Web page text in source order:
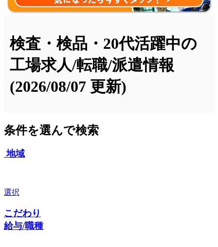
検査・検品・20代活躍中の
工場求人/転職/派遣情報
(2026/08/07 更新)
条件を選んで検索
地域
選択
こだわり
給与/職種